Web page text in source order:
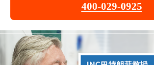
400-029-0925